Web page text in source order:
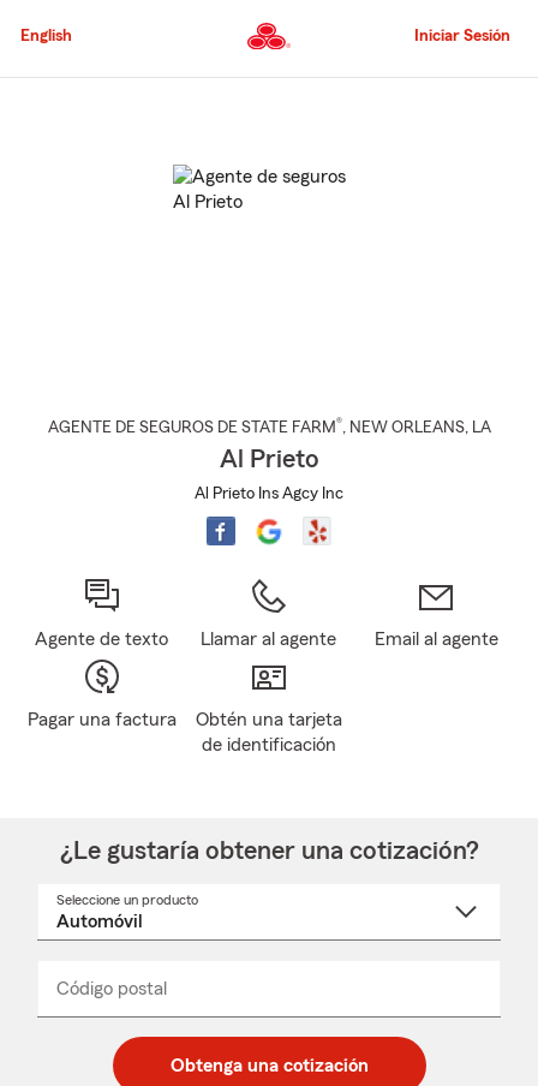
al
principal
English Iniciar Sesión
AGENTE DE SEGUROS DE STATE FARM®, NEW ORLEANS, LA
Al Prieto
Al Prieto Ins Agcy Inc
Agente de texto Llamar al agente Email al agente
Pagar una factura
Obtén una tarjeta
de identificación
¿Le gustaría obtener una cotización?
Seleccione un producto
desplegable
Código postal
de
de
_____
Obtenga una cotización